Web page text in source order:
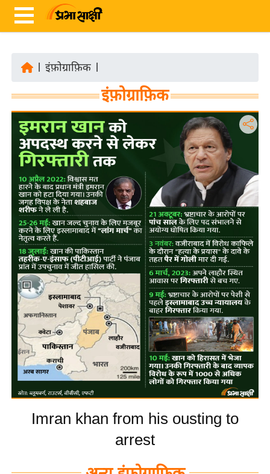
ज़ा
ख
रा
ष्ट्री
य
अं
त
र्रा
ष्ट्री
य
बि
ज़
ने
स
उ
द्यो
ग
इंफ़ोग्राफ़िक
इंफ़ोग्राफ़िक
Imran khan from his ousting to
arrest